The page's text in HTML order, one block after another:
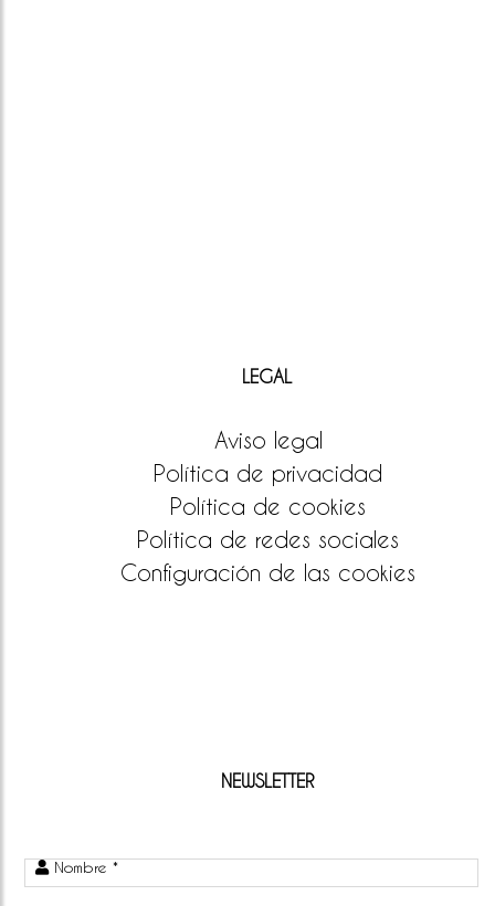
LEGAL
Aviso legal
Política de privacidad
Política de cookies
Política de redes sociales
Configuración de las cookies
NEWSLETTER
Nombre *